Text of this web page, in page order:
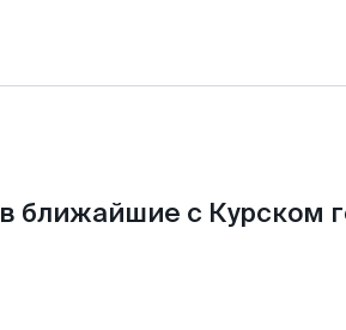
ближайшие с Курском